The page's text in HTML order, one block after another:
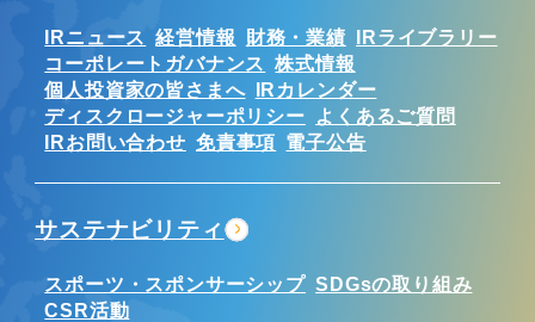
IRニュース 経営情報 財務・業績 IRライブラリー
コーポレートガバナンス
株式情報
個人投資家の皆さまへ IRカレンダー
ディスクロージャーポリシー
よくあるご質問
IRお問い合わせ 免責事項 電子公告
サステナビリティ
スポーツ・スポンサーシップ SDGsの取り組み
CSR活動